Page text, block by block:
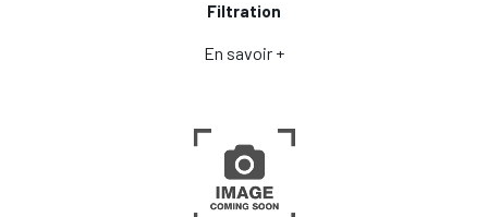
Filtration
En savoir +